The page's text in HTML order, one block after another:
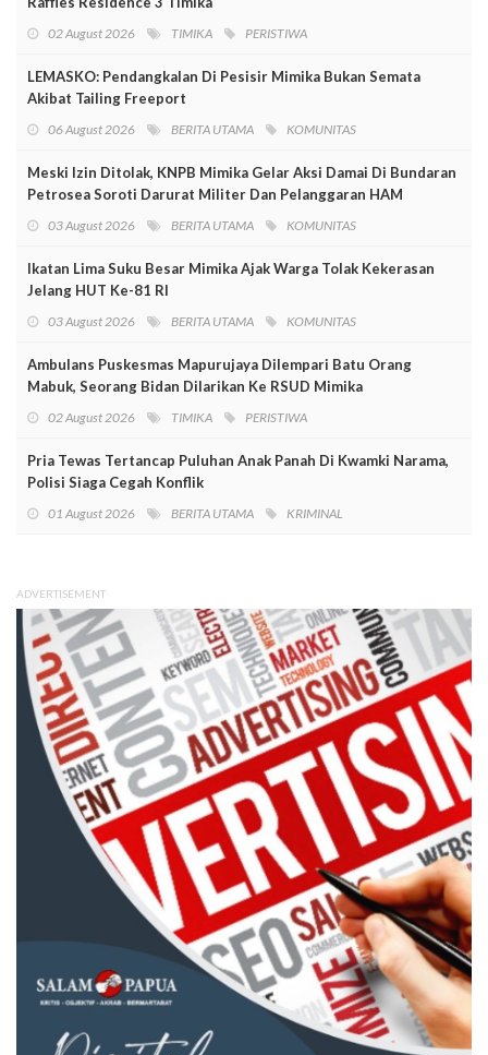
02 August 2026 TIMIKA PERISTIWA
LEMASKO: Pendangkalan Di Pesisir Mimika Bukan Semata
Akibat Tailing Freeport
06 August 2026 BERITA UTAMA KOMUNITAS
Meski Izin Ditolak, KNPB Mimika Gelar Aksi Damai Di Bundaran
Petrosea Soroti Darurat Militer Dan Pelanggaran HAM
03 August 2026 BERITA UTAMA KOMUNITAS
Ikatan Lima Suku Besar Mimika Ajak Warga Tolak Kekerasan
Jelang HUT Ke-81 RI
03 August 2026 BERITA UTAMA KOMUNITAS
Ambulans Puskesmas Mapurujaya Dilempari Batu Orang
Mabuk, Seorang Bidan Dilarikan Ke RSUD Mimika
02 August 2026 TIMIKA PERISTIWA
Pria Tewas Tertancap Puluhan Anak Panah Di Kwamki Narama,
Polisi Siaga Cegah Konflik
01 August 2026 BERITA UTAMA KRIMINAL
ADVERTISEMENT